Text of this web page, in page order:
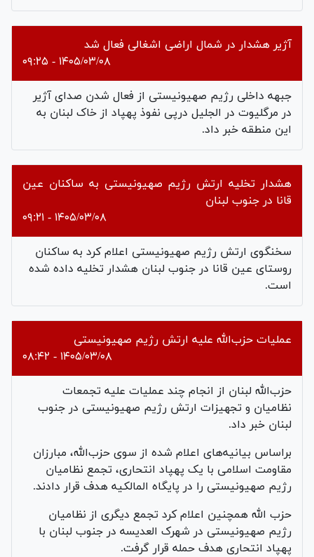
آژیر هشدار در شمال اراضی اشغالی فعال شد
۱۴۰۵/۰۳/۰۸ - ۰۹:۲۵
جبهه داخلی رژیم صهیونیستی از فعال شدن صدای آژیر
در مرگليوت در الجلیل درپی نفوذ پهپاد از خاک لبنان به
این منطقه خبر داد.
هشدار تخلیه ارتش رژیم صهیونیستی به ساکنان عین
قانا در جنوب لبنان
۱۴۰۵/۰۳/۰۸ - ۰۹:۲۱
سخنگوی ارتش رژیم صهیونیستی اعلام کرد به ساکنان
روستای عین قانا در جنوب لبنان هشدار تخلیه داده شده
است.
عملیات حزب‌الله علیه ارتش رژیم صهیونیستی
۱۴۰۵/۰۳/۰۸ - ۰۸:۴۲
حزب‌الله لبنان از انجام چند عملیات علیه تجمعات
نظامیان و تجهیزات ارتش رژیم صهیونیستی در جنوب
لبنان خبر داد.
براساس بیانیه‌های اعلام ‌شده از سوی حزب‌الله، مبارزان
مقاومت اسلامی با یک پهپاد انتحاری، تجمع نظامیان
رژیم صهیونیستی را در پایگاه المالکیه هدف قرار دادند.
حزب ‌الله همچنین اعلام کرد تجمع دیگری از نظامیان
رژیم صهیونیستی در شهرک العدیسه در جنوب لبنان با
پهپاد انتحاری هدف حمله قرار گرفت.